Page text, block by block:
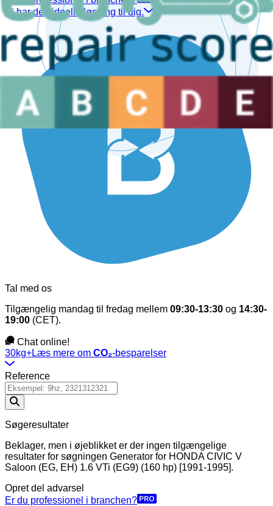
Vi har den ideelle løsning til dig.
Tal med os
Tilgængelig mandag til fredag mellem 09:30-13:30 og 14:30-
19:00 (CET).
Chat online!
30kg+Læs mere om CO₂-besparelser
Reference
Søgeresultater
Beklager, men i øjeblikket er der ingen tilgængelige
resultater for søgningen Generator for HONDA CIVIC V
Saloon (EG, EH) 1.6 VTi (EG9) (160 hp) [1991-1995].
Opret del advarsel
Er du professionel i branchen?